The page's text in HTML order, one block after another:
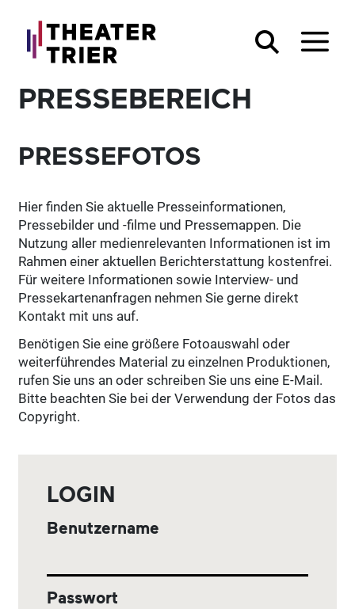
PRESSEBEREICH
PRESSEFOTOS
Hier finden Sie aktuelle Presseinformationen,
Pressebilder und -filme und Pressemappen. Die
Nutzung aller medienrelevanten Informationen ist im
Rahmen einer aktuellen Berichterstattung kostenfrei.
Für weitere Informationen sowie Interview- und
Pressekartenanfragen nehmen Sie gerne direkt
Kontakt mit uns auf.
Benötigen Sie eine größere Fotoauswahl oder
weiterführendes Material zu einzelnen Produktionen,
rufen Sie uns an oder schreiben Sie uns eine E-Mail.
Bitte beachten Sie bei der Verwendung der Fotos das
Copyright.
LOGIN
Benutzername
Passwort